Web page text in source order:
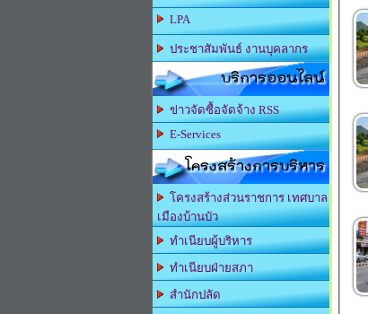
LPA
ประชาสัมพันธ์ งานบุคลากร
บริการออนไลน์
ข่าวจัดซื้อจัดจ้าง RSS
E-Services
โครงสร้างการบริหาร
โครงสร้างส่วนราชการ เทศบาล
เมืองบ้านบัว
ทำเนียบผู้บริหาร
ทำเนียบฝ่ายสภา
สำนักปลัด